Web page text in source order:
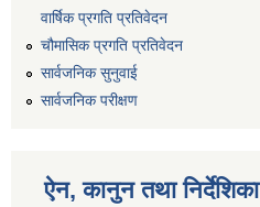
वार्षिक प्रगति प्रतिवेदन
चौमासिक प्रगति प्रतिवेदन
सार्वजनिक सुनुवाई
सार्वजनिक परीक्षण
ऐन, कानुन तथा निर्देशिका